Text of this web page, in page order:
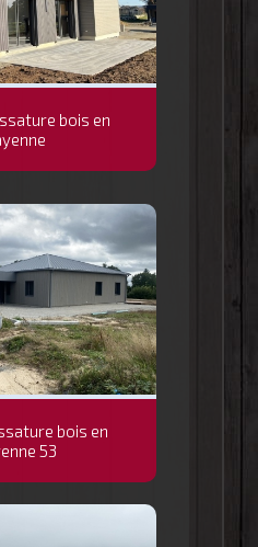
bois en
bois en
53